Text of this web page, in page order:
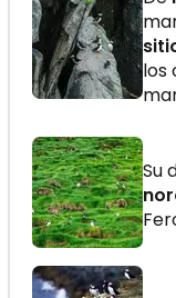
los
Su